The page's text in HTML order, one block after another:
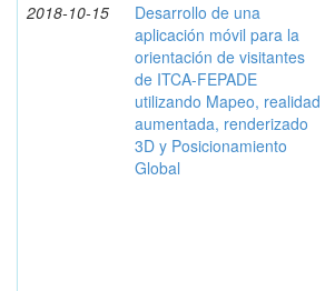
2018-10-15
Desarrollo de una
aplicación móvil para la
orientación de visitantes
de ITCA-FEPADE
utilizando Mapeo, realidad
aumentada, renderizado
3D y Posicionamiento
Global